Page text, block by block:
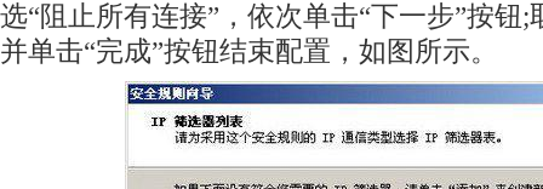
选“阻止所有连接”，依次单击“下一步”按钮;
并单击“完成”按钮结束配置，如图所示。